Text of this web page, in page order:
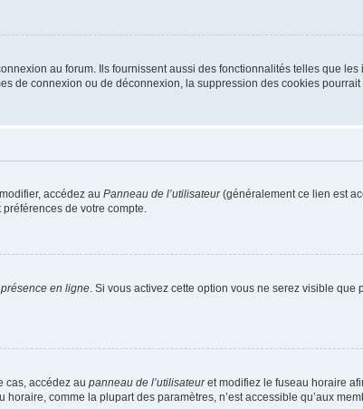
au forum. Ils fournissent aussi des fonctionnalités telles que
de connexion ou de déconnexion, la suppression des cookies pourrait
accédez au Panneau de l’utilisateur(généralement ce lien est
de votre compte.
en ligne . Si vous activez cette option vous ne serez visible que
cas, accédez au panneau de l’utilisateuret modifiez le fuseau horaire
comme la plupart des paramètres, n’est accessible qu’aux